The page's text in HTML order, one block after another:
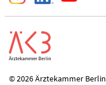
© 2026 Ärztekammer Berlin